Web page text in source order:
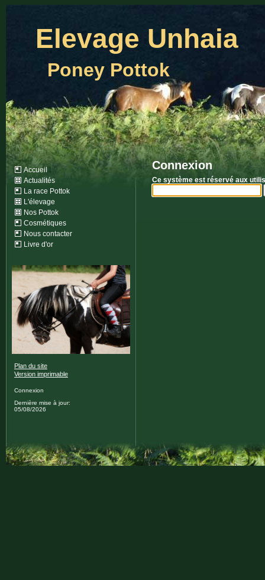
Elevage Unhaia
Poney Pottok
Accueil
Actualités
La race Pottok
L'élevage
Nos Pottok
Cosmétiques
Nous contacter
Livre d'or
Plan du site
Version imprimable
Connexion
Dernière mise à jour:
05/08/2026
Connexion
Ce système est réservé aux